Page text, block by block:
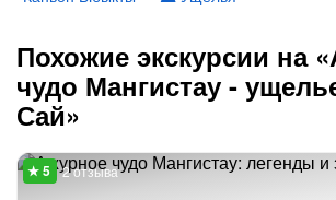
Похожие экскурсии на
чудо Мангистау -
Сай»
2 отзыва